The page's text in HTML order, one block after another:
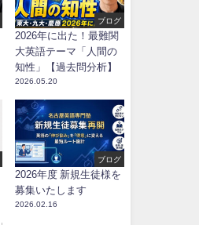
ブログ
2026年に出た！最難関
大英語テーマ「人間の
知性」【過去問分析】
2026.05.20
ブログ
2026年度 新規生徒様を
募集いたします
2026.02.16